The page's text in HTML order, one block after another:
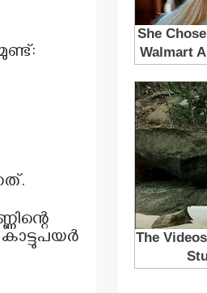
കാട്ടുപയർ